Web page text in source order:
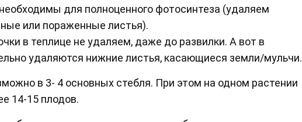
для полноценного фотосинтеза (удаляем
или пораженные листья).
в теплице не удаляем, даже до развилки. А вот в
удаляются нижние листья, касающиеся земли/мульчи.
в 3- 4 основных стебля. При этом на одном растении
14-15 плодов.